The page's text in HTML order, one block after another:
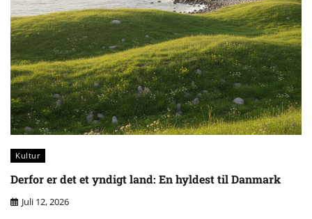
Kultur
Derfor er det et yndigt land: En hyldest til Danmark
Juli 12, 2026